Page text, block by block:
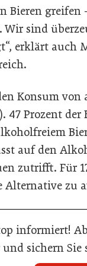
Bieren greifen
Wir sind
erklärt auch
Konsum von
47 Prozent der
auf den
zutrifft. Für
Alternative zu
informiert!
und sichern